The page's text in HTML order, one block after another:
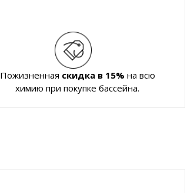
Пожизненная скидка в 15% на всю
химию при покупке бассейна.